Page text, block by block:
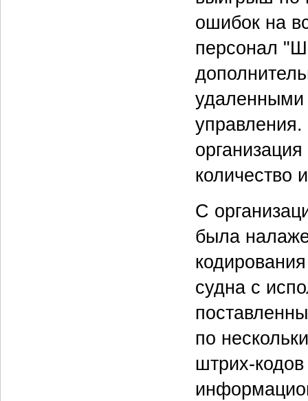
ошибок на
персонал
удаленными
количество
С
была
судна с
по
штрих-кодов